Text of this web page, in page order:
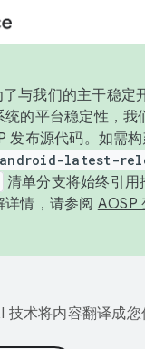
与我们的主干稳定
的平台稳定性，我
发布源代码。如需
android-latest-
清单分支将始终引用
情，请参阅 AOSP
技术将内容翻译成